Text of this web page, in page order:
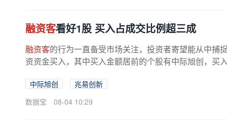
融资客看好1股 买入占成交比例超三成
融资客的行为一直备受市场关注，投资者寄望能从中捕
资资金买入，其中买入金额居前的个股有中际旭创，买
中际旭创
兆易创新
数据宝
08-04 10:29